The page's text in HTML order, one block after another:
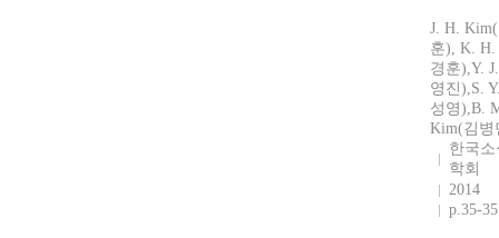
J. H.
훈), K. H.
경훈),Y.
영진),S.
성영),B.
Kim(김병
한국
학회
2014
p.35-35